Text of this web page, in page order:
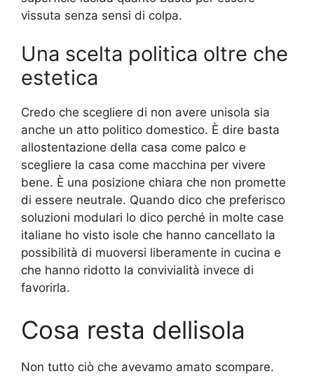
vissuta senza sensi di colpa.
Una scelta politica oltre che
estetica
Credo che scegliere di non avere unisola sia
anche un atto politico domestico. È dire basta
allostentazione della casa come palco e
scegliere la casa come macchina per vivere
bene. È una posizione chiara che non promette
di essere neutrale. Quando dico che preferisco
soluzioni modulari lo dico perché in molte case
italiane ho visto isole che hanno cancellato la
possibilità di muoversi liberamente in cucina e
che hanno ridotto la convivialità invece di
favorirla.
Cosa resta dellisola
Non tutto ciò che avevamo amato scompare.